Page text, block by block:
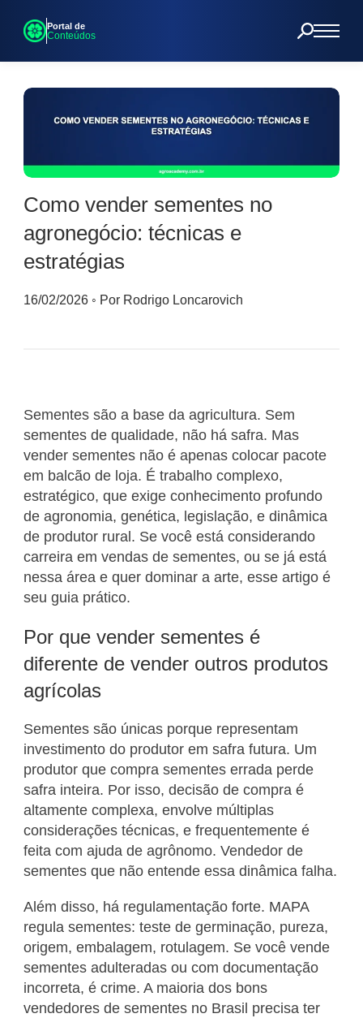
Portal de
Conteúdos
Como vender sementes no
agronegócio: técnicas e
estratégias
16/02/2026 ◦ Por Rodrigo Loncarovich
Sementes são a base da agricultura. Sem
sementes de qualidade, não há safra. Mas
vender sementes não é apenas colocar pacote
em balcão de loja. É trabalho complexo,
estratégico, que exige conhecimento profundo
de agronomia, genética, legislação, e dinâmica
de produtor rural. Se você está considerando
carreira em vendas de sementes, ou se já está
nessa área e quer dominar a arte, esse artigo é
seu guia prático.
Por que vender sementes é
diferente de vender outros produtos
agrícolas
Sementes são únicas porque representam
investimento do produtor em safra futura. Um
produtor que compra sementes errada perde
safra inteira. Por isso, decisão de compra é
altamente complexa, envolve múltiplas
considerações técnicas, e frequentemente é
feita com ajuda de agrônomo. Vendedor de
sementes que não entende essa dinâmica falha.
Além disso, há regulamentação forte. MAPA
regula sementes: teste de germinação, pureza,
origem, embalagem, rotulagem. Se você vende
sementes adulteradas ou com documentação
incorreta, é crime. A maioria dos bons
vendedores de sementes no Brasil precisa ter